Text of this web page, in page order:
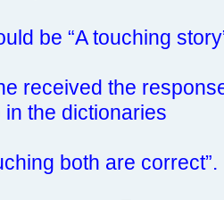
be “A touching
received the
the dictionaries
both are correct”.